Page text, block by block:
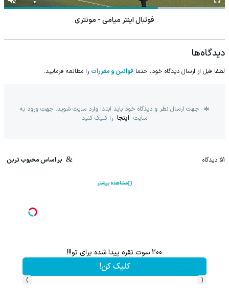
فوتبال اینتر میامی - مونتری
دیدگاه‌ها
لطفا قبل از ارسال دیدگاه خود، حتما قوانین و مقررات را مطالعه فرمایید.
جهت ارسال نظر و دیدگاه خود باید ابتدا وارد سایت شوید. جهت ورود به
سایت اینجا را کلیک کنید
51 دیدگاه بر اساس محبوب ترین
مشاهده بیشتر
200 سوت نقره پیدا شده برای تو!!!
کلیک کن!
‹
›